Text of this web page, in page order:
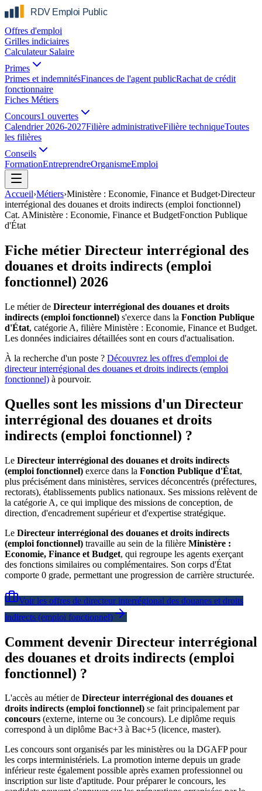
Offres d'emploi
Grilles indiciaires
Calculateur Salaire
Primes
Primes et indemnitésFinances de l'agent publicRachat de crédit
fonctionnaire
Fiches Métiers
Concours1 ouvertes
Calendrier 2026-2027Filière administrativeFilière techniqueToutes
les filières
Conseils
FormationEntreprendreOrganismeEmploi
Accueil›Métiers›Ministère : Economie, Finance et Budget›Directeur
interrégional des douanes et droits indirects (emploi fonctionnel)
Cat. AMinistère : Economie, Finance et BudgetFonction Publique
d'État
Fiche métier Directeur interrégional des
douanes et droits indirects (emploi
fonctionnel) 2026
Le métier de Directeur interrégional des douanes et droits
indirects (emploi fonctionnel) s'exerce dans la Fonction Publique
d'État, catégorie A, filière Ministère : Economie, Finance et Budget.
Les données indiciaires détaillées sont en cours d'actualisation.
À la recherche d'un poste ? Découvrez les offres d'emploi de
directeur interrégional des douanes et droits indirects (emploi
fonctionnel) à pourvoir.
Quelles sont les missions d'un Directeur
interrégional des douanes et droits
indirects (emploi fonctionnel) ?
Le Directeur interrégional des douanes et droits indirects
(emploi fonctionnel) exerce dans la Fonction Publique d'État,
plus précisément dans ministères, services déconcentrés (préfectures,
rectorats), établissements publics nationaux. Ses missions relèvent de
la catégorie A, ce qui implique des missions de conception, de
direction, d'encadrement supérieur et d'expertise stratégique.
Le Directeur interrégional des douanes et droits indirects
(emploi fonctionnel) travaille au sein de la filière Ministère :
Economie, Finance et Budget, qui regroupe les agents exerçant
des fonctions similaires ou complémentaires. Son corps d'État
comporte 0 grade, permettant une progression de carrière structurée.
Voir les offres de directeur interrégional des douanes et droits
indirects (emploi fonctionnel)
Comment devenir Directeur interrégional
des douanes et droits indirects (emploi
fonctionnel) ?
L'accès au métier de Directeur interrégional des douanes et
droits indirects (emploi fonctionnel) se fait principalement par
concours (externe, interne ou 3e concours). Le diplôme requis
correspond à un diplôme Bac+3 à Bac+5 (licence, master).
Les concours sont organisés par les ministères ou la DGAFP pour
les corps interministériels. La promotion interne depuis un grade
inférieur reste également possible après examen professionnel ou
inscription sur liste d'aptitude. Pour préparer le concours, les